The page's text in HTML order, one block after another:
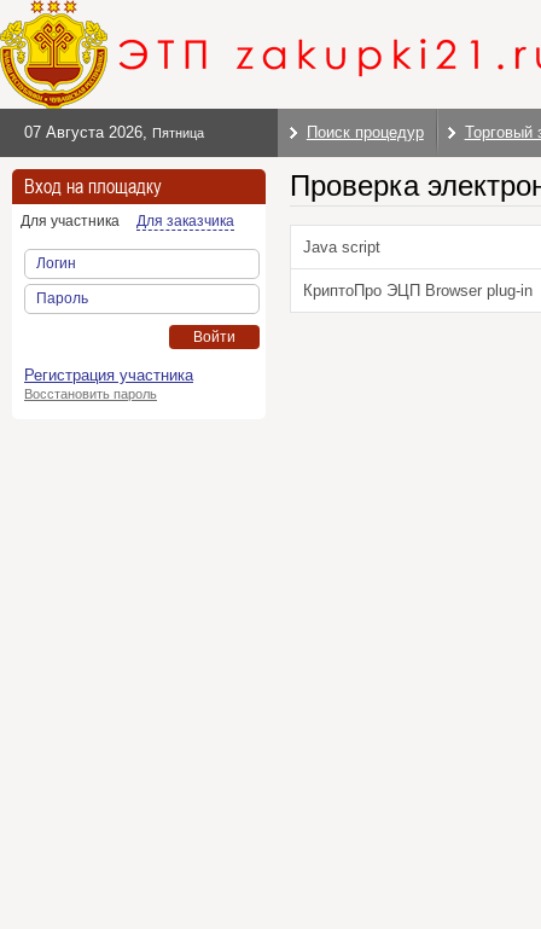
07 Августа 2026, Пятница Поиск процедур Торговый
Вход на площадку
Для участника Для заказчика
Логин
Пароль
Войти
Регистрация участника
Восстановить пароль
Проверка
Java script
КриптоПро ЭЦП Browser plug-in